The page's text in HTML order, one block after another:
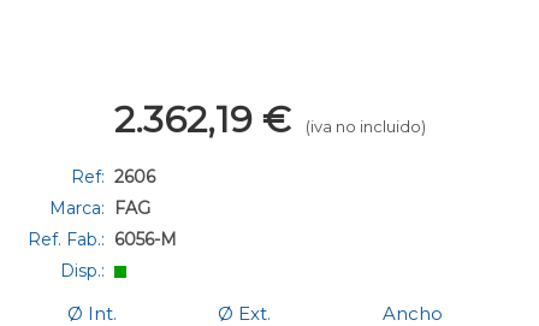
2.362,19 € (iva no incluido)
Ref: 2606
Marca:
FAG
Ref. Fab.: 6056-M
Disp.:
Ø Int. Ø Ext.
Ancho